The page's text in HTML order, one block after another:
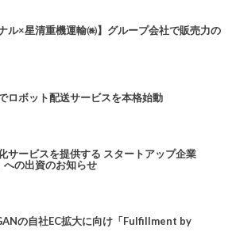
ル×星清重機運輸㈱】グループ会社で販売力の
ロボット配送サービスを本格始動
サービスを提供する スタートアップ企業
への出資のお知らせ
の自社EC拡大に向け「Fulfillment by